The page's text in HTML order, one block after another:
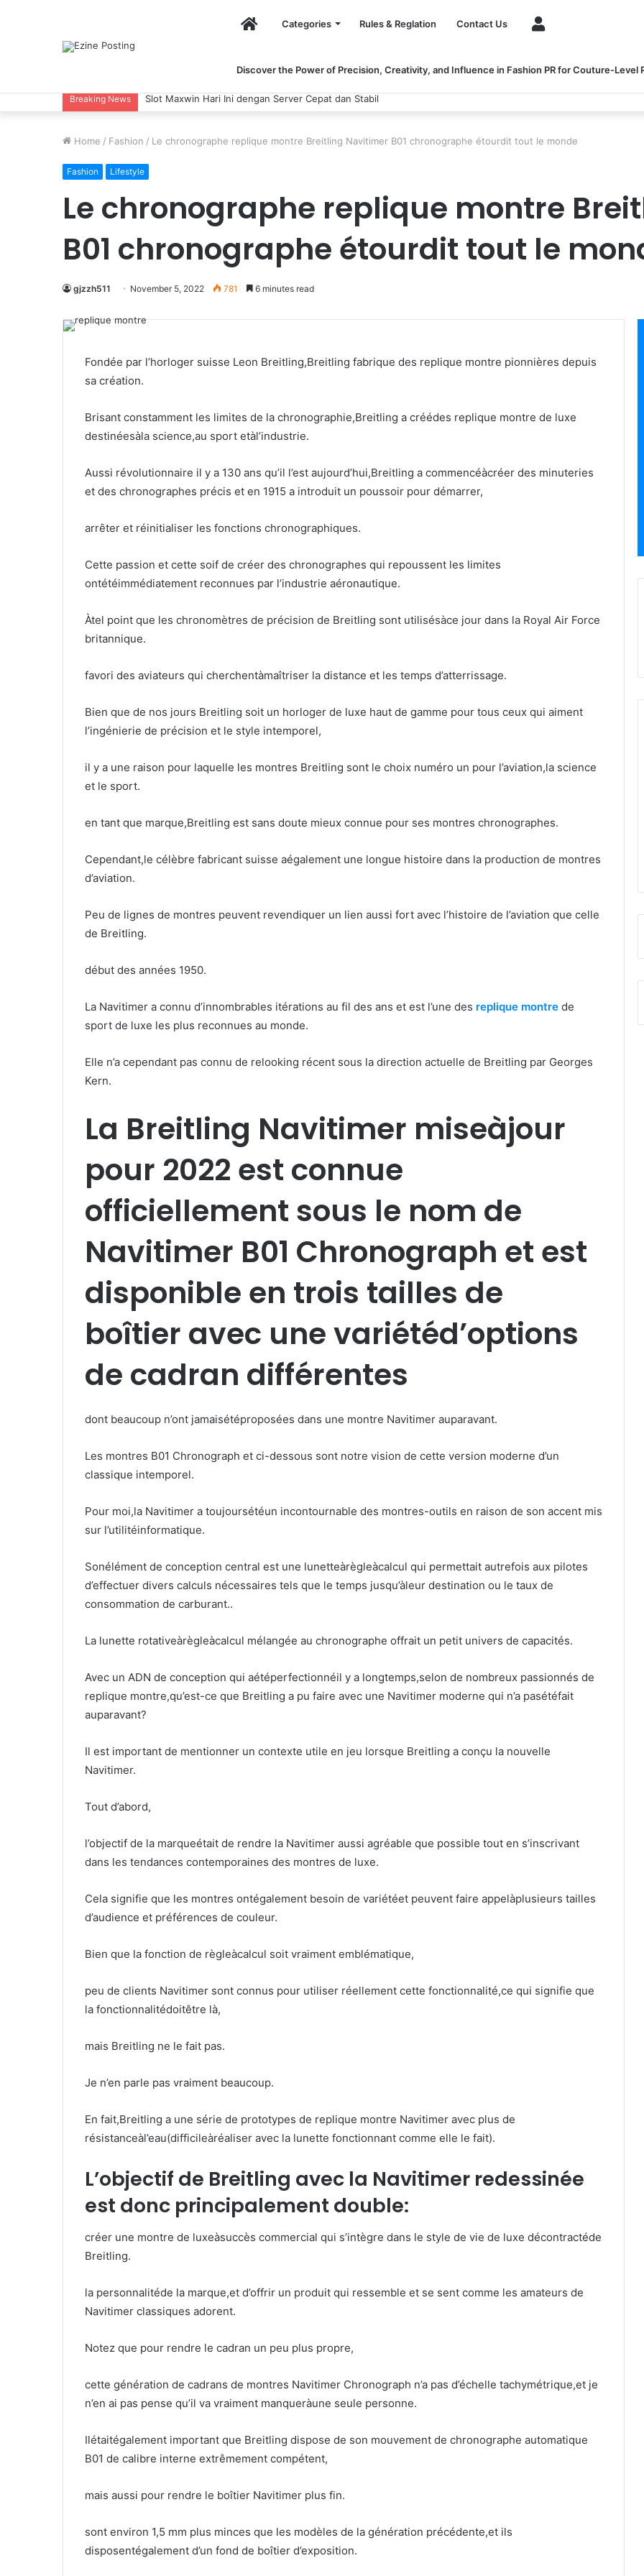
HomeCategories Rules & Reglation Contact Us
Discover the Power of Precision, Creativity, and Influence in Fashion PR for Couture-Level
Breaking News Slot Maxwin Hari Ini dengan Server Cepat dan Stabil
Home / Fashion / Le chronographe replique montre Breitling Navitimer B01 chronographe étourdit tout le monde
Fashion Lifestyle
Le chronographe replique montre
B01 chronographe étourdit tout le
gjzzh511 November 5, 2022 781 6 minutes read
Fondée par l’horloger suisse Leon Breitling,Breitling fabrique des replique montre pionnières depuis
sa création.
Brisant constamment les limites de la chronographie,Breitling a créédes replique montre de luxe
destinéesàla science,au sport etàl’industrie.
Aussi révolutionnaire il y a 130 ans qu’il l’est aujourd’hui,Breitling a commencéàcréer des minuteries
et des chronographes précis et en 1915 a introduit un poussoir pour démarrer,
arrêter et réinitialiser les fonctions chronographiques.
Cette passion et cette soif de créer des chronographes qui repoussent les limites
ontétéimmédiatement reconnues par l’industrie aéronautique.
Àtel point que les chronomètres de précision de Breitling sont utilisésàce jour dans la Royal Air Force
britannique.
favori des aviateurs qui cherchentàmaîtriser la distance et les temps d’atterrissage.
Bien que de nos jours Breitling soit un horloger de luxe haut de gamme pour tous ceux qui aiment
l’ingénierie de précision et le style intemporel,
il y a une raison pour laquelle les montres Breitling sont le choix numéro un pour l’aviation,la science
et le sport.
en tant que marque,Breitling est sans doute mieux connue pour ses montres chronographes.
Cependant,le célèbre fabricant suisse aégalement une longue histoire dans la production de montres
d’aviation.
Peu de lignes de montres peuvent revendiquer un lien aussi fort avec l’histoire de l’aviation que celle
de Breitling.
début des années 1950.
La Navitimer a connu d’innombrables itérations au fil des ans et est l’une des replique montre de
sport de luxe les plus reconnues au monde.
Elle n’a cependant pas connu de relooking récent sous la direction actuelle de Breitling par Georges
Kern.
La Breitling Navitimer miseàjour
pour 2022 est connue
officiellement sous le nom de
Navitimer B01 Chronograph et est
disponible en trois tailles de
boîtier avec une variétéd’options
de cadran différentes
dont beaucoup n’ont jamaisétéproposées dans une montre Navitimer auparavant.
Les montres B01 Chronograph et ci-dessous sont notre vision de cette version moderne d’un
classique intemporel.
Pour moi,la Navitimer a toujoursétéun incontournable des montres-outils en raison de son accent mis
sur l’utilitéinformatique.
Sonélément de conception central est une lunetteàrègleàcalcul qui permettait autrefois aux pilotes
d’effectuer divers calculs nécessaires tels que le temps jusqu’àleur destination ou le taux de
consommation de carburant..
La lunette rotativeàrègleàcalcul mélangée au chronographe offrait un petit univers de capacités.
Avec un ADN de conception qui aétéperfectionnéil y a longtemps,selon de nombreux passionnés de
replique montre,qu’est-ce que Breitling a pu faire avec une Navitimer moderne qui n’a pasétéfait
auparavant?
Il est important de mentionner un contexte utile en jeu lorsque Breitling a conçu la nouvelle
Navitimer.
Tout d’abord,
l’objectif de la marqueétait de rendre la Navitimer aussi agréable que possible tout en s’inscrivant
dans les tendances contemporaines des montres de luxe.
Cela signifie que les montres ontégalement besoin de variétéet peuvent faire appelàplusieurs tailles
d’audience et préférences de couleur.
Bien que la fonction de règleàcalcul soit vraiment emblématique,
peu de clients Navitimer sont connus pour utiliser réellement cette fonctionnalité,ce qui signifie que
la fonctionnalitédoitêtre là,
mais Breitling ne le fait pas.
Je n’en parle pas vraiment beaucoup.
En fait,Breitling a une série de prototypes de replique montre Navitimer avec plus de
résistanceàl’eau(difficileàréaliser avec la lunette fonctionnant comme elle le fait).
L’objectif de Breitling avec la Navitimer redessinée
est donc principalement double:
créer une montre de luxeàsuccès commercial qui s’intègre dans le style de vie de luxe décontractéde
Breitling.
la personnalitéde la marque,et d’offrir un produit qui ressemble et se sent comme les amateurs de
Navitimer classiques adorent.
Notez que pour rendre le cadran un peu plus propre,
cette génération de cadrans de montres Navitimer Chronograph n’a pas d’échelle tachymétrique,et je
n’en ai pas pense qu’il va vraiment manqueràune seule personne.
Ilétaitégalement important que Breitling dispose de son mouvement de chronographe automatique
B01 de calibre interne extrêmement compétent,
mais aussi pour rendre le boîtier Navitimer plus fin.
sont environ 1,5 mm plus minces que les modèles de la génération précédente,et ils
disposentégalement d’un fond de boîtier d’exposition.